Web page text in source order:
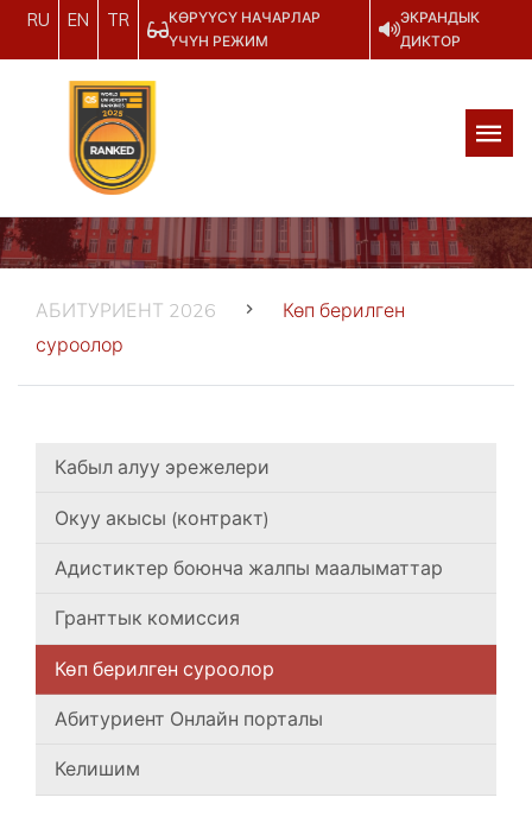
RU EN TR
КӨРҮҮСҮ НАЧАРЛАР
ҮЧҮН РЕЖИМ
ЭКРАНДЫК
ДИКТОР
АБИТУРИЕНТ 2026
Көп берилген
суроолор
Кабыл алуу эрежелери
Окуу акысы (контракт)
Адистиктер боюнча жалпы маалыматтар
Гранттык комиссия
Көп берилген суроолор
Абитуриент Онлайн порталы
Келишим